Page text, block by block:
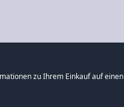
zu Ihrem Einkauf auf einen